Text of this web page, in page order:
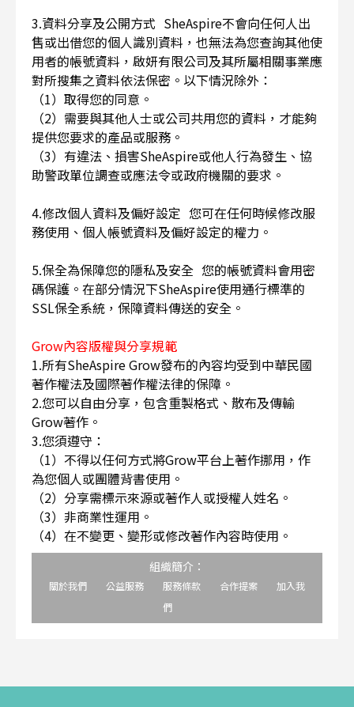
3.資料分享及公開方式 SheAspire不會向任何人出
售或出借您的個人識別資料，也無法為您查詢其他使
用者的帳號資料，啟妍有限公司及其所屬相關事業應
對所搜集之資料依法保密。以下情況除外：
（1）取得您的同意。
（2）需要與其他人士或公司共用您的資料，才能夠
提供您要求的產品或服務。
（3）有違法、損害SheAspire或他人行為發生、協
助警政單位調查或應法令或政府機關的要求。
4.修改個人資料及偏好設定 您可在任何時候修改服
務使用、個人帳號資料及偏好設定的權力。
5.保全為保障您的隱私及安全 您的帳號資料會用密
碼保護。在部分情況下SheAspire使用通行標準的
SSL保全系統，保障資料傳送的安全。
Grow內容版權與分享規範
1.所有SheAspire Grow發布的內容均受到中華民國
著作權法及國際著作權法律的保障。
2.您可以自由分享，包含重製格式、散布及傳輸
Grow著作。
3.您須遵守：
（1）不得以任何方式將Grow平台上著作挪用，作
為您個人或團體背書使用。
（2）分享需標示來源或著作人或授權人姓名。
（3）非商業性運用。
（4）在不變更、變形或修改著作內容時使用。
組織簡介：
關於我們 公益服務 服務條款 合作提案
加入我
們